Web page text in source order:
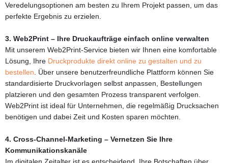
Veredelungsoptionen am besten zu Ihrem Projekt passen, um das
perfekte Ergebnis zu erzielen.
3. Web2Print – Ihre Druckaufträge einfach online verwalten
Mit unserem Web2Print-Service bieten wir Ihnen eine komfortable
Lösung, Ihre Druckprodukte direkt online zu gestalten und zu
bestellen . Über unsere benutzerfreundliche Plattform können Sie
standardisierte Druckvorlagen selbst anpassen, Bestellungen
platzieren und den gesamten Prozess transparent verfolgen.
Web2Print ist ideal für Unternehmen, die regelmäßig Drucksachen
benötigen und dabei Zeit und Kosten sparen möchten.
4. Cross-Channel-Marketing – Vernetzen Sie Ihre
Kommunikationskanäle
Im digitalen Zeitalter ist es entscheidend, Ihre Botschaften über